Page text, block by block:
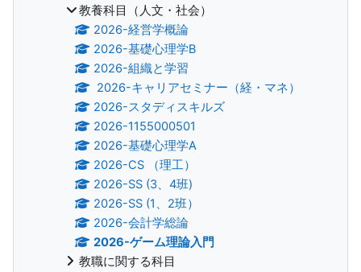
教養科目（人文・社会）
2026-経営学概論
2026-基礎心理学B
2026-組織と学習
2026-キャリアセミナー（経・マネ）
2026-スタディスキルズ
2026-1155000501
2026-基礎心理学A
2026-CS （理工）
2026-SS (3、4班)
2026-SS (1、2班）
2026-会計学総論
2026-ゲーム理論入門
教職に関する科目